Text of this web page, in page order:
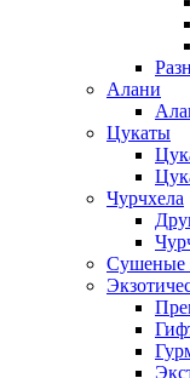
Алани
Цукаты
Чурчхела
Сушеные